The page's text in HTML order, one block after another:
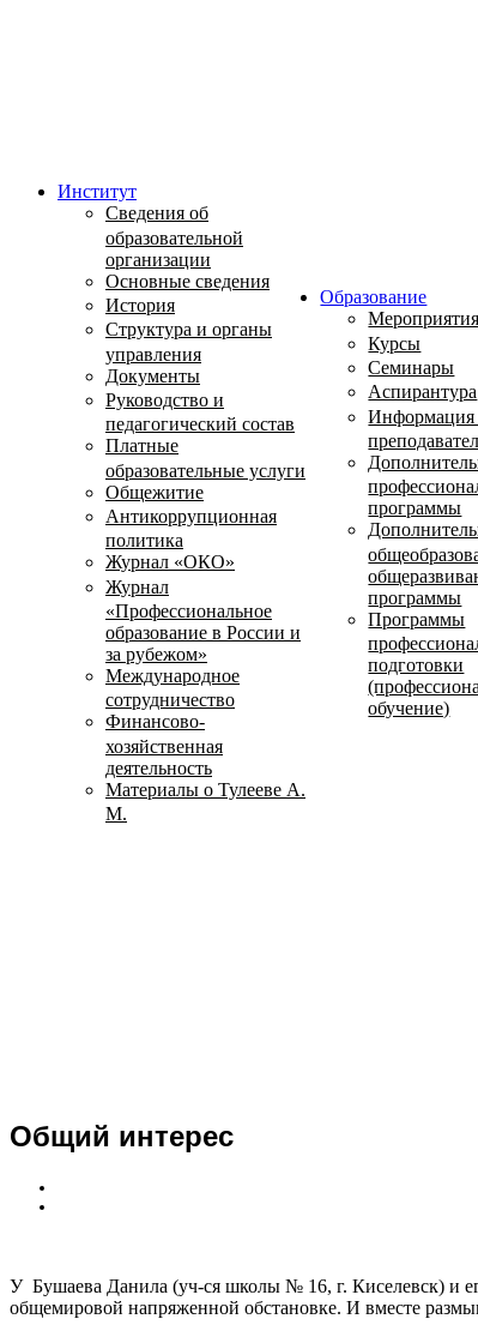
Институт
Сведения об
образовательной
организации
Основные сведения
История
Структура и органы
управления
Документы
Руководство и
педагогический состав
Платные
образовательные услуги
Общежитие
Антикоррупционная
политика
Журнал «ОКО»
Журнал
«Профессиональное
образование в России и
за рубежом»
Международное
сотрудничество
Финансово-
хозяйственная
деятельность
Материалы о Тулееве А.
М.
Образование
Курсы
Семинары
Аспирантура
Информация
программы
программы
Программы
подготовки
обучение)
Общий интерес
У Бушаева Данила (уч-ся школы № 16, г. Киселевск) и
общемировой напряженной обстановке. И вместе